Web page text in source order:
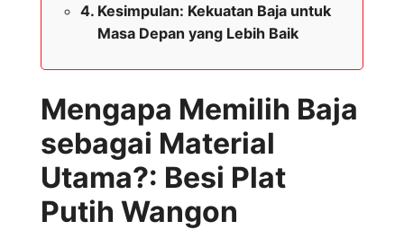
Kesimpulan: Kekuatan Baja untuk
Masa Depan yang Lebih Baik
Mengapa Memilih Baja
sebagai Material
Utama?: Besi Plat
Putih Wangon